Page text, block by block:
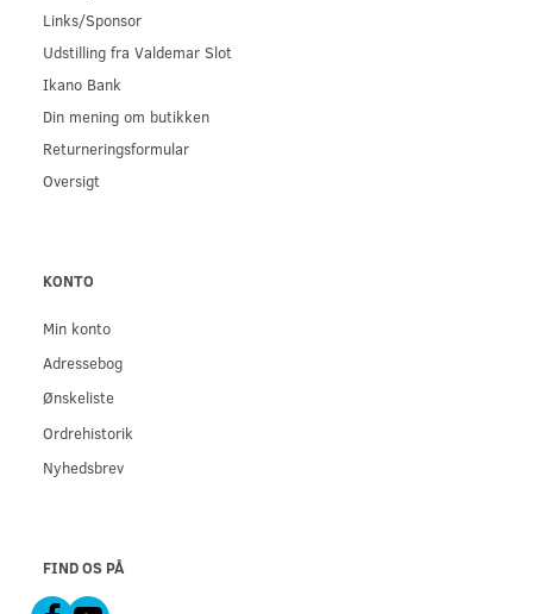
Links/Sponsor
Udstilling fra Valdemar Slot
Ikano Bank
Din mening om butikken
Returneringsformular
Oversigt
KONTO
Min konto
Adressebog
Ønskeliste
Ordrehistorik
Nyhedsbrev
FIND OS PÅ